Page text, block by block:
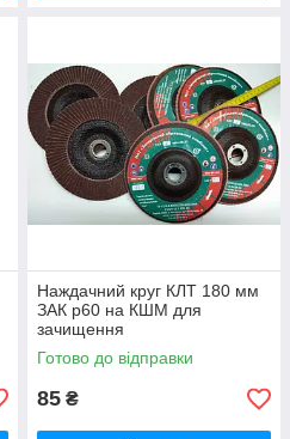
Наждачний круг КЛТ 180 мм
ЗАК р60 на КШМ для
зачищення
Готово до відправки
85 ₴